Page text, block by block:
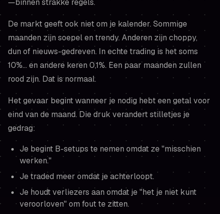
—binnen strakke regels.
De markt geeft ook niet om je kalender. Sommige
maanden zijn soepel en trendy. Anderen zijn choppy,
dun of nieuws-gedreven. In echte trading is het soms
10%… en andere keren 0,1%. Een paar maanden zullen
rood zijn. Dat is normaal.
Het gevaar begint wanneer je nodig hebt een getal voor
eind van de maand. Die druk verandert stilletjes je
gedrag:
Je begint B-setups te nemen omdat ze "misschien
werken."
Je traded meer omdat je achterloopt.
Je houdt verliezers aan omdat je "het je niet kunt
veroorloven" om fout te zitten.